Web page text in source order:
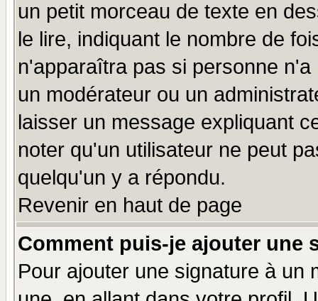
un petit morceau de texte en
le lire, indiquant le nombre de
n'apparaîtra pas si personne
un modérateur ou un
laisser un message expliquant
noter qu'un utilisateur ne peut
quelqu'un y a répondu.
Revenir en haut de page
Comment puis-je ajouter une
Pour ajouter une signature à un